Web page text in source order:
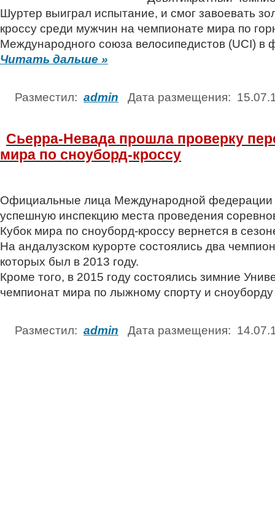
Шуртер выиграл испытание, и смог завоевать
кроссу среди мужчин на чемпионате мира по
Международного союза велосипедистов (UCI) в
Читать дальше »
Разместил: admin Дата размещения:
Сьерра-Невада прошла проверку
мира по сноуборд-кроссу
Официальные лица Международной федерации
успешную инспекцию места проведения
Кубок мира по сноуборд-кроссу вернется в
На андалузском курорте состоялись два
которых был в 2013 году.
Кроме того, в 2015 году состоялись зимние
чемпионат мира по лыжному спорту и
Разместил: admin Дата размещения: